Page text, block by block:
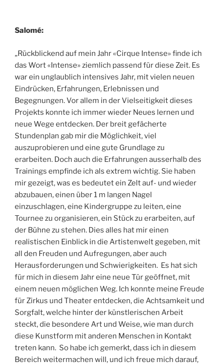
Salomé:
„Rückblickend auf mein Jahr «Cirque Intense» finde ich
das Wort «Intense» ziemlich passend für diese Zeit. Es
war ein unglaublich intensives Jahr, mit vielen neuen
Eindrücken, Erfahrungen, Erlebnissen und
Begegnungen. Vor allem in der Vielseitigkeit dieses
Projekts konnte ich immer wieder Neues lernen und
neue Wege entdecken. Der breit gefächerte
Stundenplan gab mir die Möglichkeit, viel
auszuprobieren und eine gute Grundlage zu
erarbeiten. Doch auch die Erfahrungen ausserhalb des
Trainings empfinde ich als extrem wichtig. Sie haben
mir gezeigt, was es bedeutet ein Zelt auf- und wieder
abzubauen, einen über 1 m langen Nagel
einzuschlagen, eine Kindergruppe zu leiten, eine
Tournee zu organisieren, ein Stück zu erarbeiten, auf
der Bühne zu stehen. Dies alles hat mir einen
realistischen Einblick in die Artistenwelt gegeben, mit
all den Freuden und Aufregungen, aber auch
Herausforderungen und Schwierigkeiten. Es hat sich
für mich in diesem Jahr eine neue Tür geöffnet, mit
einem neuen möglichen Weg. Ich konnte meine Freude
für Zirkus und Theater entdecken, die Achtsamkeit und
Sorgfalt, welche hinter der künstlerischen Arbeit
steckt, die besondere Art und Weise, wie man durch
diese Kunstform mit anderen Menschen in Kontakt
treten kann. So habe ich gemerkt, dass ich in diesem
Bereich weitermachen will, und ich freue mich darauf,